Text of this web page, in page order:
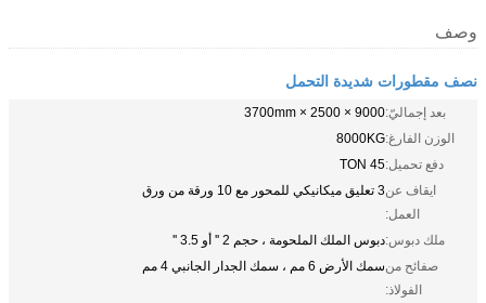
وصف
نصف مقطورات شديدة التحمل
بعد إجماليّ:9000 × 2500 × 3700mm
الوزن الفارغ:8000KG
دفع تحميل:45 TON
ايقاف عن
العمل:
3 تعليق ميكانيكي للمحور مع 10 ورقة من ورق
ملك دبوس:دبوس الملك الملحومة ، حجم 2 '' أو 3.5 ''
صفائح من
الفولاذ:
سمك الأرض 6 مم ، سمك الجدار الجانبي 4 مم